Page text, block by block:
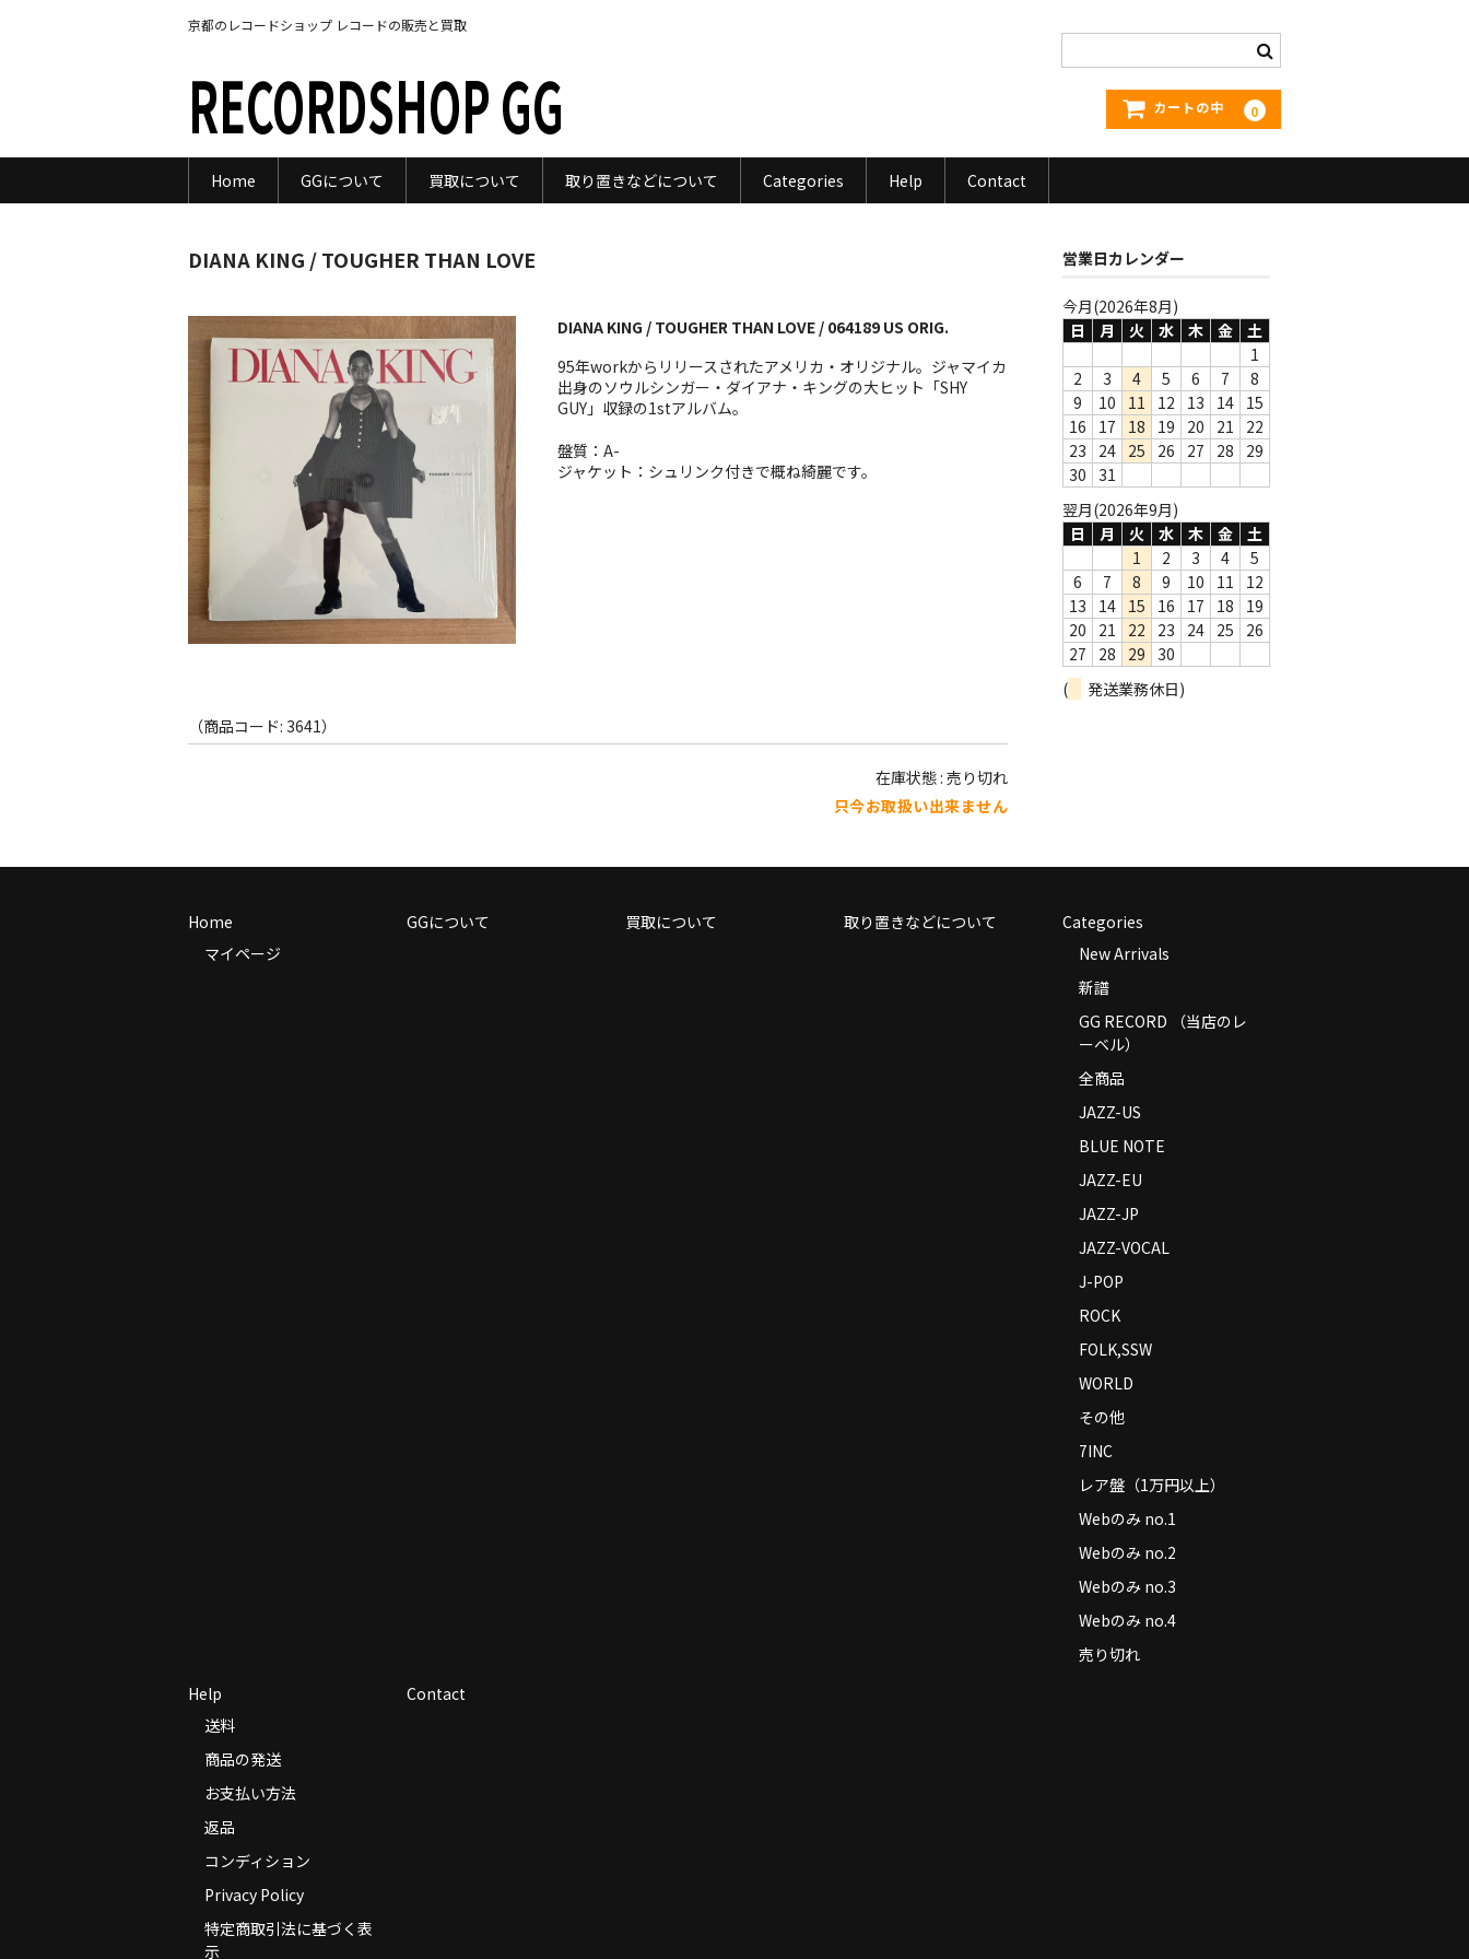
京都のレコードショップ レコードの販売と買取
RECORDSHOP GG カートの中 0
Home GGについて 買取について 取り置きなどについて Categories Help Contact
DIANA KING / TOUGHER THAN LOVE
DIANA KING / TOUGHER THAN LOVE / 064189 US ORIG.
95年workからリリースされたアメリカ・オリジナル。ジャマイカ
出身のソウルシンガー・ダイアナ・キングの大ヒット「SHY
GUY」収録の1stアルバム。
盤質：A-
ジャケット：シュリンク付きで概ね綺麗です。
（商品コード: 3641）
在庫状態 : 売り切れ
只今お取扱い出来ません
営業日カレンダー
今月(2026年8月)
日
月 火 水 木 金
土
1
2
3 4 5 6 7
8
9
10 11 12 13 14 15
16
17 18 19 20 21
22
23
24 25 26 27 28
29
30
31
翌月(2026年9月)
日
月 火 水 木 金
土
1
2 3 4
5
6
7 8 9 10 11
12
13
14 15 16 17 18
19
20
21 22 23 24 25
26
27
28 29
30
(
発送業務休日)
Home
マイページ
GGについて 買取について 取り置きなどについて
Categories
New Arrivals
新譜
GG RECORD （当店のレ
ーベル）
全商品
JAZZ-US
BLUE NOTE
JAZZ-EU
JAZZ-JP
JAZZ-VOCAL
J-POP
ROCK
FOLK,SSW
WORLD
その他
7INC
レア盤（1万円以上）
Webのみ no.1
Webのみ no.2
Webのみ no.3
Webのみ no.4
売り切れ
Help
送料
商品の発送
お支払い方法
返品
コンディション
Privacy Policy
特定商取引法に基づく表
示
Contact